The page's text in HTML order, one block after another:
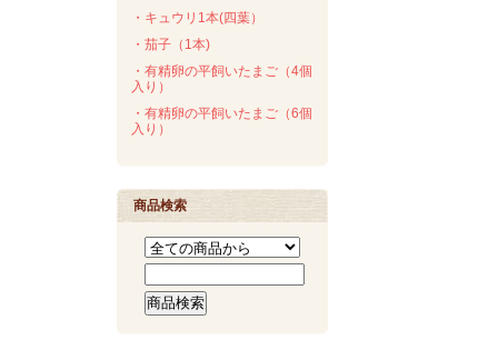
・キュウリ1本(四葉）
・茄子（1本)
・有精卵の平飼いたまご（4個
入り）
・有精卵の平飼いたまご（6個
入り）
商品検索